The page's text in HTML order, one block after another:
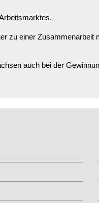
zu einer Zusammenarbeit
auch bei der